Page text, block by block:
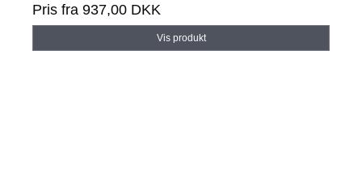
Pris fra 937,00 DKK
Vis produkt